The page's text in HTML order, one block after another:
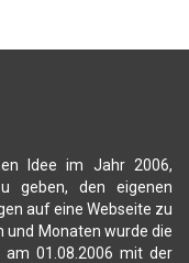
Idee im Jahr 2006,
geben, den eigenen
auf eine Webseite zu
und Monaten wurde die
am 01.08.2006 mit der